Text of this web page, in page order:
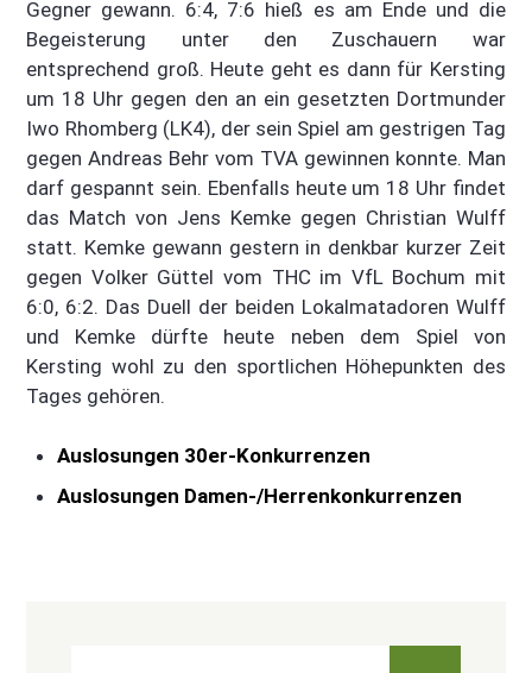
Gegner gewann. 6:4, 7:6 hieß es am Ende und die
Begeisterung unter den Zuschauern war
entsprechend groß. Heute geht es dann für Kersting
um 18 Uhr gegen den an ein gesetzten Dortmunder
Iwo Rhomberg (LK4), der sein Spiel am gestrigen Tag
gegen Andreas Behr vom TVA gewinnen konnte. Man
darf gespannt sein. Ebenfalls heute um 18 Uhr findet
das Match von Jens Kemke gegen Christian Wulff
statt. Kemke gewann gestern in denkbar kurzer Zeit
gegen Volker Güttel vom THC im VfL Bochum mit
6:0, 6:2. Das Duell der beiden Lokalmatadoren Wulff
und Kemke dürfte heute neben dem Spiel von
Kersting wohl zu den sportlichen Höhepunkten des
Tages gehören.
Auslosungen 30er-Konkurrenzen
Auslosungen Damen-/Herrenkonkurrenzen